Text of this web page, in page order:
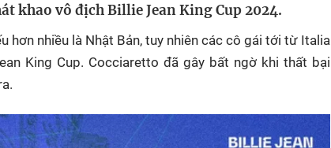
khao vô địch Billie Jean King Cup 2024.
hơn nhiều là Nhật Bản, tuy nhiên các cô gái tới từ Italia
King Cup. Cocciaretto đã gây bất ngờ khi thất bại